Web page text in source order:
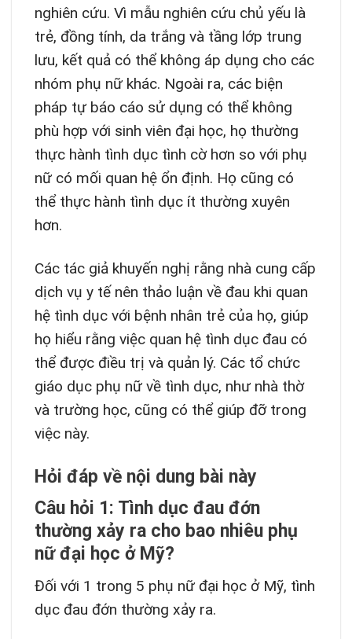
nghiên cứu. Vì mẫu nghiên cứu chủ yếu là
trẻ, đồng tính, da trắng và tầng lớp trung
lưu, kết quả có thể không áp dụng cho các
nhóm phụ nữ khác. Ngoài ra, các biện
pháp tự báo cáo sử dụng có thể không
phù hợp với sinh viên đại học, họ thường
thực hành tình dục tình cờ hơn so với phụ
nữ có mối quan hệ ổn định. Họ cũng có
thể thực hành tình dục ít thường xuyên
hơn.
Các tác giả khuyến nghị rằng nhà cung cấp
dịch vụ y tế nên thảo luận về đau khi quan
hệ tình dục với bệnh nhân trẻ của họ, giúp
họ hiểu rằng việc quan hệ tình dục đau có
thể được điều trị và quản lý. Các tổ chức
giáo dục phụ nữ về tình dục, như nhà thờ
và trường học, cũng có thể giúp đỡ trong
việc này.
Hỏi đáp về nội dung bài này
Câu hỏi 1: Tình dục đau đớn
thường xảy ra cho bao nhiêu phụ
nữ đại học ở Mỹ?
Đối với 1 trong 5 phụ nữ đại học ở Mỹ, tình
dục đau đớn thường xảy ra.